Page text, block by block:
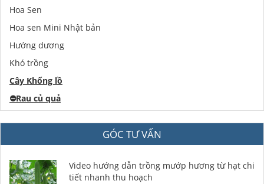
Hoa Sen
Hoa sen Mini Nhật bản
Hướng dương
Khó trồng
Cây Khổng lồ
⛔️Rau củ quả
GÓC TƯ VẤN
Video hướng dẫn trồng mướp hương từ hạt chi
tiết nhanh thu hoạch